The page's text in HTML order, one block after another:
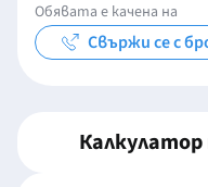
Обявата е качена на
Свържи се с
Калкулатор